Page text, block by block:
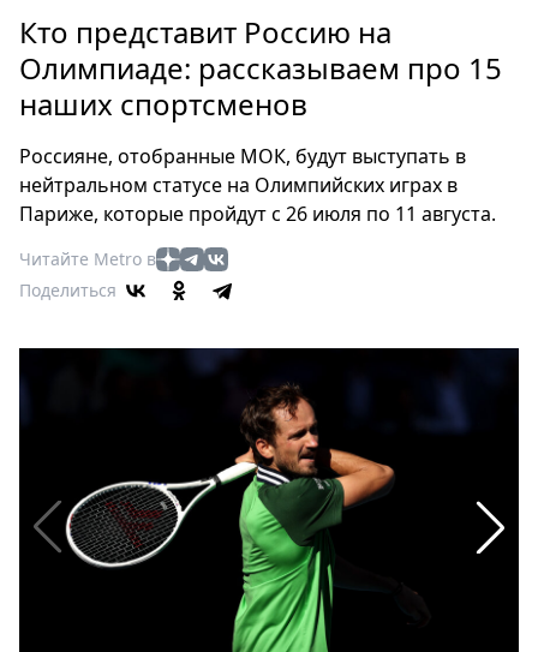
Россия
Мир
Здоровье
Туризм
Мода
Театр
Кино
Афиша
Выставки
Metro
Стримы
Спецпроекты
Кто представит Россию на
Олимпиаде: рассказываем про 15
наших спортсменов
Россияне, отобранные МОК, будут выступать в
нейтральном статусе на Олимпийских играх в
Париже, которые пройдут с 26 июля по 11 августа.
Читайте Metro в
Поделиться